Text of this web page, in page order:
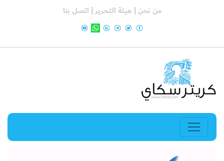
من نحن | هيئة التحرير | اتصل بنا